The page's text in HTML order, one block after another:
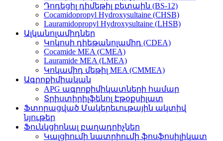
Դոդեցիլ դիմեթիլ բետաին (BS-12)
Cocamidopropyl Hydroxysultaine (CHSB)
Lauramidopropyl Hydroxysultaine (LHSB)
Ալկանոլամիդներ
Կոկոսի դիեթանոլամիդ (CDEA)
Cocamide MEA (CMEA)
Lauramide MEA (LMEA)
Կոկամիդ մեթիլ MEA (CMMEA)
Ագրոքիմիական
APG ագրոքիմիկատների համար
Տրիստիրիլֆենոլ Էթօքսիլատ
Ֆտորացված Մակերեւութային ակտիվ
նյութեր
Ֆունկցիոնալ բաղադրիչներ
Կալցիումի նատրիումի ֆոսֆոսիլիկատ